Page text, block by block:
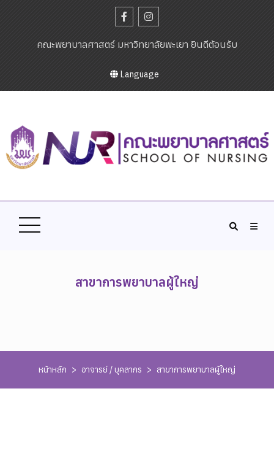
คณะพยาบาลศาสตร์ มหาวิทยาลัยพะเยา ยินดีต้อนรับ
Language
สาขาการพยาบาลผู้ใหญ่
หน้าหลัก > อาจารย์ / บุคลากร > สาขาการพยาบาลผู้ใหญ่